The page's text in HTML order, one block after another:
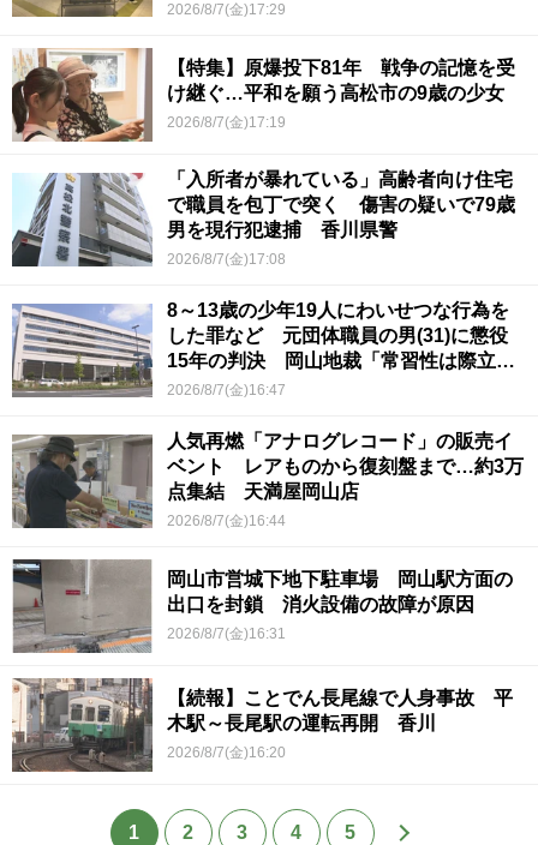
2026/8/7(金)17:29
【特集】原爆投下81年 戦争の記憶を受
け継ぐ…平和を願う高松市の9歳の少女
2026/8/7(金)17:19
「入所者が暴れている」高齢者向け住宅
で職員を包丁で突く 傷害の疑いで79歳
男を現行犯逮捕 香川県警
2026/8/7(金)17:08
8～13歳の少年19人にわいせつな行為を
した罪など 元団体職員の男(31)に懲役
15年の判決 岡山地裁「常習性は際立っ
ていて被害結果も非常に重い」
2026/8/7(金)16:47
人気再燃「アナログレコード」の販売イ
ベント レアものから復刻盤まで…約3万
点集結 天満屋岡山店
2026/8/7(金)16:44
岡山市営城下地下駐車場 岡山駅方面の
出口を封鎖 消火設備の故障が原因
2026/8/7(金)16:31
【続報】ことでん長尾線で人身事故 平
木駅～長尾駅の運転再開 香川
2026/8/7(金)16:20
1 2 3 4 5